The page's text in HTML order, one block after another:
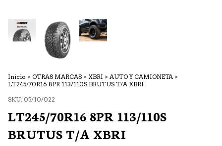
Inicio > OTRAS MARCAS > XBRI > AUTO Y CAMIONETA >
LT245/70R16 8PR 113/110S BRUTUS T/A XBRI
SKU: 05/10/022
LT245/70R16 8PR 113/110S
BRUTUS T/A XBRI